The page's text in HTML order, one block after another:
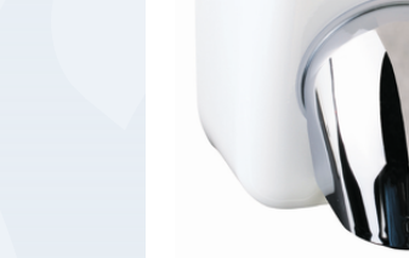
Bedrijfsbenodigdheden
Machines
Persoonlijke
Bescherming